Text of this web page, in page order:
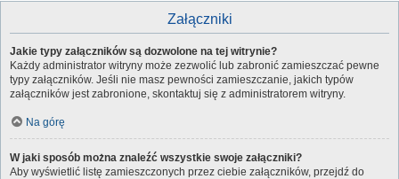
Załączniki
Jakie typy załączników są dozwolone na tej witrynie?
Każdy administrator witryny może zezwolić lub zabronić zamieszczać pewne
typy załączników. Jeśli nie masz pewności zamieszczanie, jakich typów
załączników jest zabronione, skontaktuj się z administratorem witryny.
Na górę
W jaki sposób można znaleźć wszystkie swoje załączniki?
Aby wyświetlić listę zamieszczonych przez ciebie załączników, przejdź do